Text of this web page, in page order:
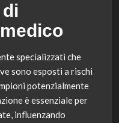
specializzati che
sono esposti a rischi
potenzialmente
è essenziale per
influenzando